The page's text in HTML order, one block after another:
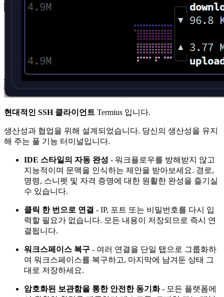
현대적인 SSH 클라이언트 Termius 입니다.
생산성과 협업을 위해 설계되었습니다. 당신의 생산성을 유지
해 주는 풀 기능 터미널입니다.
IDE 스타일의 자동 완성 - 워크플로우를 방해받지 않고
지능적이며 문맥을 인식하는 제안을 받아보세요. 경로,
명령, 스니펫 및 자격 증명에 대한 원활한 완성을 즐기실
수 있습니다.
클릭 한 번으로 연결 - IP, 포트 또는 비밀번호를 다시 입
력할 필요가 없습니다. 모든 내용이 저장되므로 즉시 연
결됩니다.
워크스페이스 복구 - 여러 연결을 단일 탭으로 그룹화하
여 워크스페이스를 복구하고, 마지막에 남겨둔 상태 그
대로 저장하세요.
암호화된 보관함을 통한 안전한 동기화- 모든 플랫폼에